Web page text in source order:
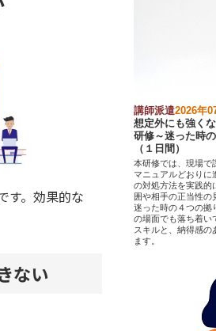
す。効果的な
ない
講師派遣2026年
想定外にも強く
研修～迷った時
（１日間）
本研修では、現場で
マニュアルどおりに
の対処方法を実践的
囲や相手の正当性の
迷った時の４つの拠
の場面でも落ち着い
スキルと、納得感の
ます。